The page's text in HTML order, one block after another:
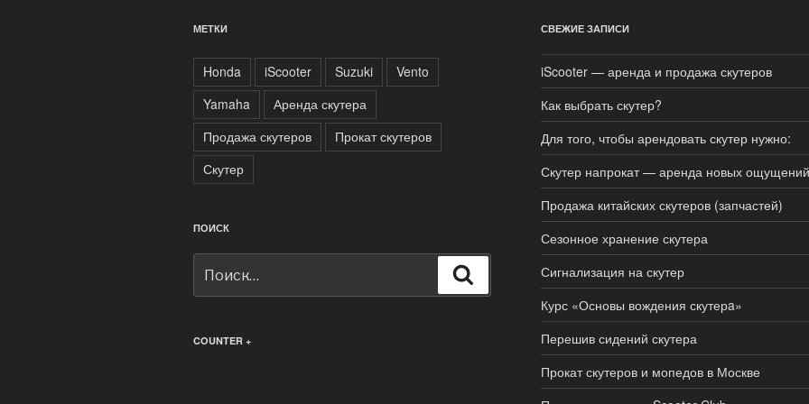
МЕТКИ
Honda iScooter Suzuki
Vento
Yamaha
Аренда скутера
Продажа скутеров
Прокат скутеров
Скутер
ПОИСК
COUNTER +
СВЕЖИЕ ЗАПИСИ
iScooter — аренда и продажа скутеров
Как выбрать скутер?
Для того, чтобы арендовать скутер нужно:
Скутер напрокат — аренда новых ощущений
Продажа китайских скутеров (запчастей)
Сезонное хранение скутера
Сигнализация на скутер
Курс «Основы вождения скутерa»
Перешив сидений скутера
Прокат скутеров и мопедов в Москве